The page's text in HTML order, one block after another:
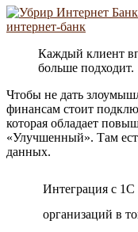
Каждый клиент
больше подходит.
Чтобы не дать
финансам стоит
которая обладает
«Улучшенный». Там
данных.
Интеграция с 1С
организаций в